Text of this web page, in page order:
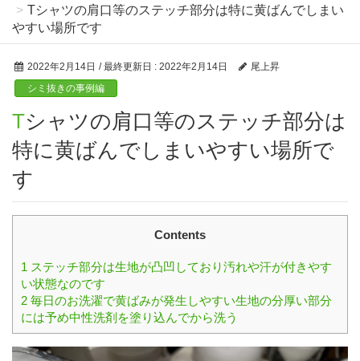
Tシャツの肩口等のステッチ部分は特に黄ばんでしまい
やすい場所です
2022年2月14日 / 最終更新日 : 2022年2月14日
尾上昇
シミ抜きの事例編
Tシャツの肩口等のステッチ部分は
特に黄ばんでしまいやすい場所で
す
Contents
1 ステッチ部分は生地が凸凹しており汚れや汗が付きやす
い状態なのです
2 毎日のお洗濯で黄ばみが発生しやすい生地の分厚い部分
には予め中性洗剤を塗り込んでから洗う